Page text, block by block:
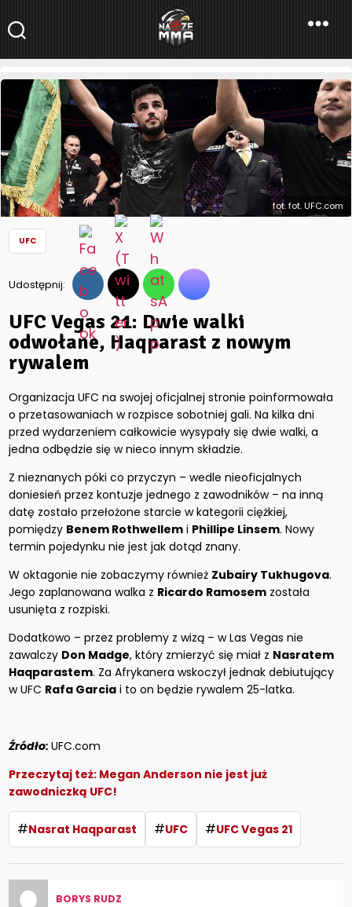
NaszeMMA
NaszeMMA.pl»Aktualności»Świat»UFC»UFC Vegas 21: Dwie
walki odwołane, Haqparast z nowym rywalem
fot. fot. UFC.com
UFC
Udostępnij:
UFC Vegas 21: Dwie walki
odwołane, Haqparast z nowym
rywalem
Organizacja UFC na swojej oficjalnej stronie poinformowała
o przetasowaniach w rozpisce sobotniej gali. Na kilka dni
przed wydarzeniem całkowicie wysypały się dwie walki, a
jedna odbędzie się w nieco innym składzie.
Z nieznanych póki co przyczyn – wedle nieoficjalnych
doniesień przez kontuzje jednego z zawodników – na inną
datę zostało przełożone starcie w kategorii ciężkiej,
pomiędzy Benem Rothwellem i Phillipe Linsem. Nowy
termin pojedynku nie jest jak dotąd znany.
W oktagonie nie zobaczymy również Zubairy Tukhugova.
Jego zaplanowana walka z Ricardo Ramosem została
usunięta z rozpiski.
Dodatkowo – przez problemy z wizą – w Las Vegas nie
zawalczy Don Madge, który zmierzyć się miał z Nasratem
Haqparastem. Za Afrykanera wskoczył jednak debiutujący
w UFC Rafa Garcia i to on będzie rywalem 25-latka.
Źródło: UFC.com
Przeczytaj też: Megan Anderson nie jest już
zawodniczką UFC!
#Nasrat Haqparast #UFC #UFC Vegas 21
BORYS RUDZ